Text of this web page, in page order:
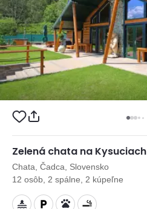
Zelená chata na Kysuciach
Chata, Čadca, Slovensko
12 osôb, 2 spálne, 2 kúpeľne